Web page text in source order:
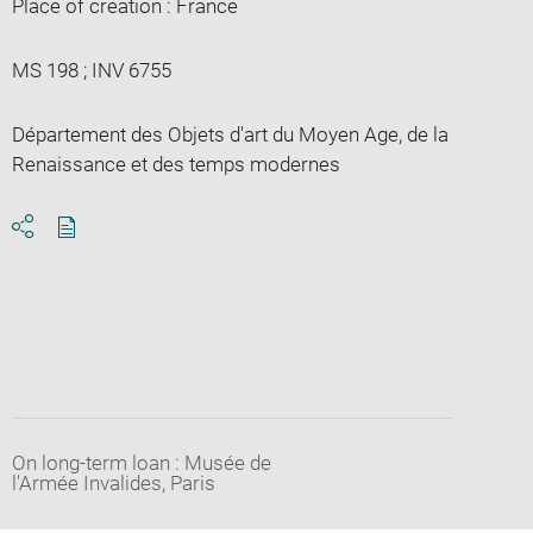
Place of creation : France
MS 198 ; INV 6755
Département des Objets d'art du Moyen Age, de la
Renaissance et des temps modernes
On long-term loan : Musée de
l'Armée Invalides, Paris